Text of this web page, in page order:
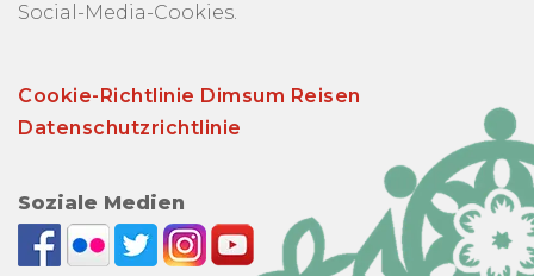
Social-Media-Cookies.
Cookie-Richtlinie Dimsum Reisen
Datenschutzrichtlinie
Soziale Medien